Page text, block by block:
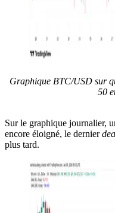
Graphique BTC/USD sur
50
Sur le graphique journalier,
encore éloigné, le dernier
plus tard.